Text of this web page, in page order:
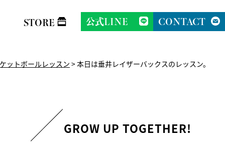
STORE 公式LINE CONTACT
ットボールレッスン >本日は垂井レイザーバックスのレッスン。